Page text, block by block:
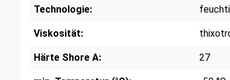
Technologie:
Viskosität:
Härte Shore A: 27